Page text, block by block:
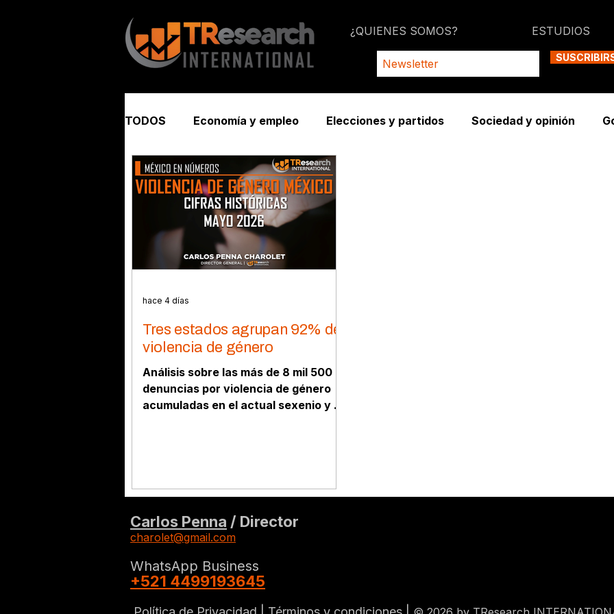
¿QUIENES SOMOS? ESTUDIOS
TODOS Economía y empleo Elecciones y partidos Sociedad y opinión
Seguridad y justicia
Tres estados agrupan 92% de
violencia de género
Análisis sobre las más de 8 mil 500
denuncias por violencia de género
acumuladas en el actual sexenio y el
hace 4 días
Carlos Penna / Director
charolet@gmail.com
WhatsApp Business
+521 4499193645